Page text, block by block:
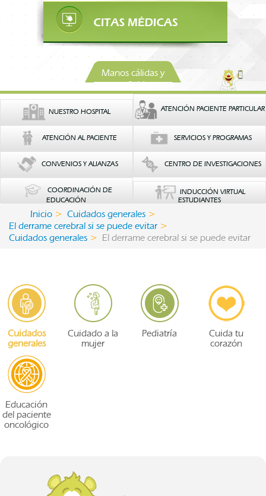
Manos cálidas y
confiables
NUESTRO HOSPITAL ATENCIÓN PACIENTE PARTICULAR
ATENCIÓN AL PACIENTE SERVICIOS Y PROGRAMAS
CONVENIOS Y ALIANZAS CENTRO DE INVESTIGACIONES
COORDINACIÓN DE
EDUCACIÓN
INDUCCIÓN VIRTUAL
ESTUDIANTES
Inicio
Cuidados generales
El derrame cerebral si se puede evitar
Cuidados generales
El derrame cerebral si se puede evitar
Cuidados
generales
Cuidado a la
mujer
Pediatría
Cuida tu
corazón
Educación
del paciente
oncológico